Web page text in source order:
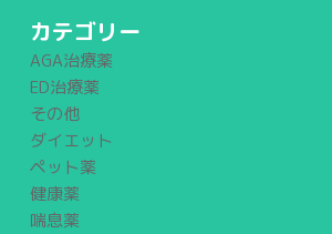
カテゴリー
AGA治療薬
ED治療薬
その他
ダイエット
ペット薬
健康薬
喘息薬